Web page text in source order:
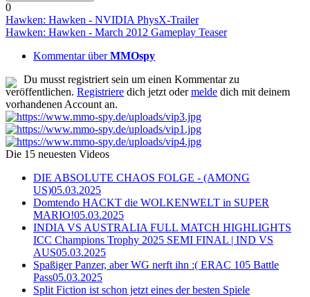
0
Hawken: Hawken - NVIDIA PhysX-Trailer
Hawken: Hawken - March 2012 Gameplay Teaser
Kommentar überMMOspy
Du musst registriert sein um einen Kommentar zu
veröffentlichen. Registriere dich jetzt odermelde dich mit deinem
vorhandenen Account an.
Die 15 neuesten Videos
DIE ABSOLUTE CHAOS FOLGE - (AMONG
US)05.03.2025
Domtendo HACKT die WOLKENWELT in SUPER
MARIO!05.03.2025
INDIA VS AUSTRALIA FULL MATCH HIGHLIGHTS
ICC Champions Trophy 2025 SEMI FINAL | IND VS
AUS05.03.2025
Spaßiger Panzer, aber WG nerft ihn :( ERAC 105 Battle
Pass05.03.2025
Split Fiction ist schon jetzt eines der besten Spiele